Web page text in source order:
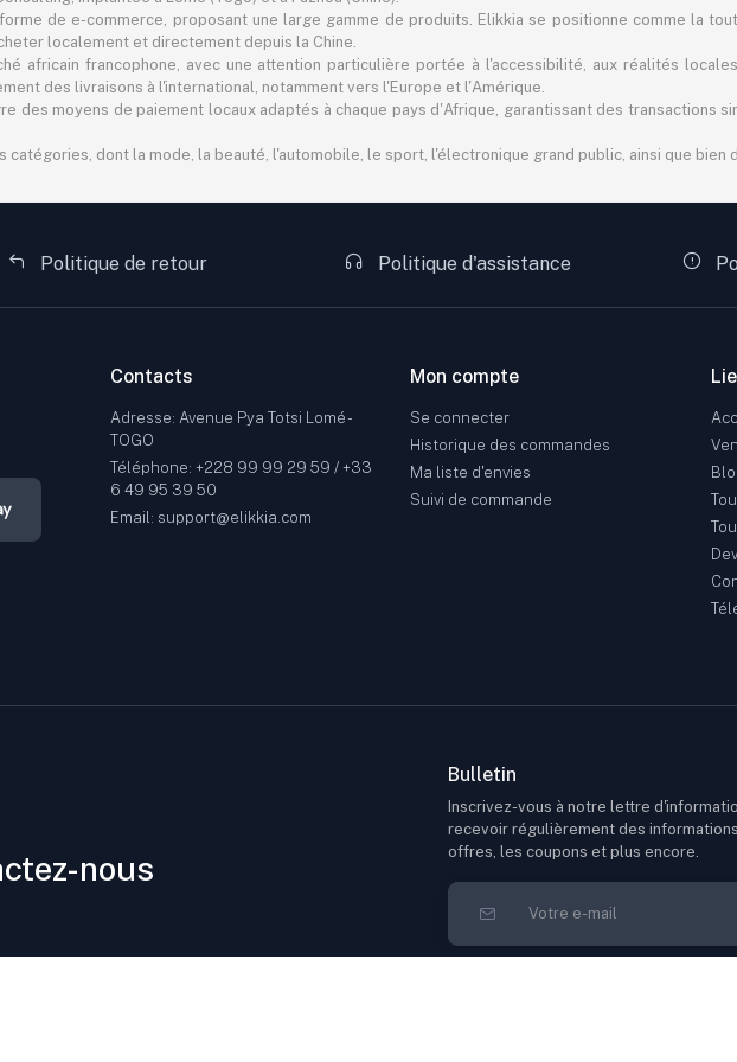
de e-commerce, proposant une large gamme de produits. Elikkia se positionne comme la
localement et directement depuis la Chine.
africain francophone, avec une attention particulière portée à l'accessibilité, aux réalités
des livraisons à l'international, notamment vers l'Europe et l'Amérique.
des moyens de paiement locaux adaptés à chaque pays d'Afrique, garantissant des transactions
dont la mode, la beauté, l'automobile, le sport, l'électronique grand public, ainsi que bien
Politique de retour Politique d'assistance
Contacts
Adresse: Avenue Pya Totsi Lomé -
TOGO
Téléphone: +228 99 99 29 59 / +33
6 49 95 39 50
Email: support@elikkia.com
Mon compte
Se connecter
Historique des commandes
Ma liste d'envies
Suivi de commande
nous
Bulletin
Inscrivez-vous à notre lettre
recevoir régulièrement des
offres, les coupons et plus encore.